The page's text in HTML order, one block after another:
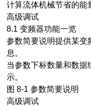
计算流体机械节省的能
高级调试
8.1 变频器功能一览
参数简要说明提供某变
息。
当参数下标数量和数据
示。
图 8-1 参数简要说明
高级调试